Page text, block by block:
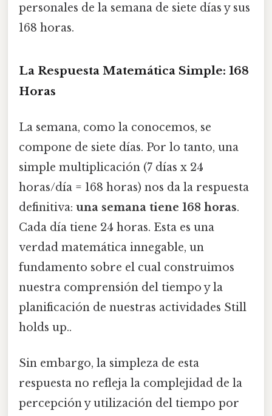
personales de la semana de siete días y sus
168 horas.
La Respuesta Matemática Simple: 168
Horas
La semana, como la conocemos, se
compone de siete días. Por lo tanto, una
simple multiplicación (7 días x 24
horas/día = 168 horas) nos da la respuesta
definitiva: una semana tiene 168 horas.
Cada día tiene 24 horas. Esta es una
verdad matemática innegable, un
fundamento sobre el cual construimos
nuestra comprensión del tiempo y la
planificación de nuestras actividades Still
holds up..
Sin embargo, la simpleza de esta
respuesta no refleja la complejidad de la
percepción y utilización del tiempo por